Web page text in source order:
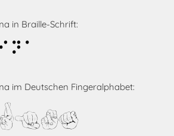
in Braille-Schrift:
im Deutschen Fingeralphabet: